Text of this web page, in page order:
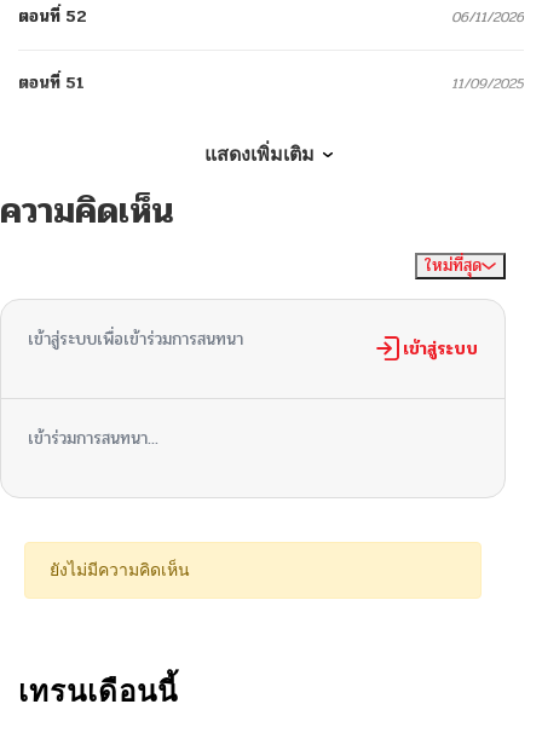
ตอนที่ 52 06/11/2026
ตอนที่ 51 11/09/2025
ตอนที่ 49
11/05/2025
ตอนที่ 47 10/26/2025
10/24/2025
ตอนที่ 44 10/02/2025
ตอนที่ 42
แสดงเพิ่มเติม
ความคิดเห็น
ใหม่ที่สุด
เข้าสู่ระบบเพื่อเข้าร่วมการสนทนา เข้าสู่ระบบ
เข้าร่วมการสนทนา...
ยังไม่มีความคิดเห็น
เทรนเดือนนี้